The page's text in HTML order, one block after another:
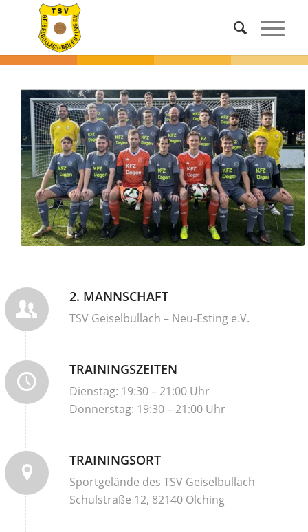
2. MANNSCHAFT
TSV Geiselbullach – Neu-Esting e.V.
TRAININGSZEITEN
Dienstag: 19:30 – 21:00 Uhr
Donnerstag: 19:30 – 21:00 Uhr
TRAININGSORT
Sportgelände des TSV Geiselbullach
Schulstraße 12, 82140 Olching